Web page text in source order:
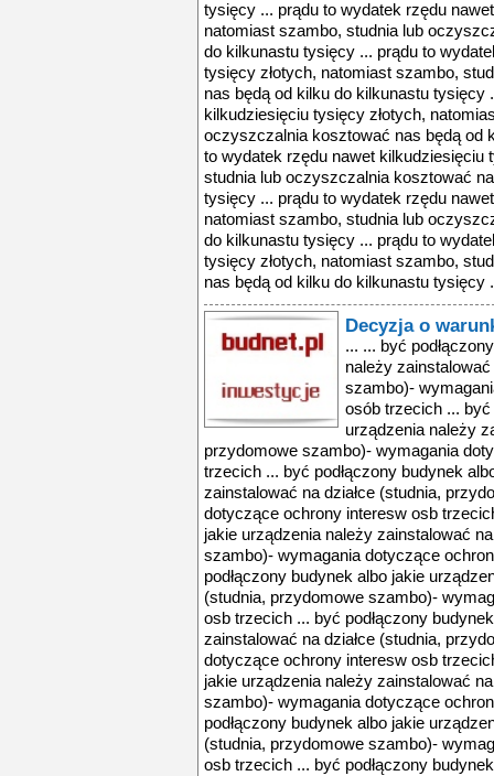
tysięcy ... prądu to wydatek rzędu
natomiast szambo, studnia lub
do kilkunastu tysięcy ... prądu to
tysięcy złotych, natomiast szambo,
nas będą od kilku do kilkunastu tysięcy
kilkudziesięciu tysięcy złotych,
oczyszczalnia kosztować nas będą od
to wydatek rzędu nawet kilkudziesięciu
studnia lub oczyszczalnia kosztować
tysięcy ... prądu to wydatek rzędu
natomiast szambo, studnia lub
do kilkunastu tysięcy ... prądu to
tysięcy złotych, natomiast szambo,
nas będą od kilku do kilkunastu tysięcy
Decyzja o
... ... być
należy
szambo)-
osób trzecich ... być
urządzenia należy
przydomowe szambo)- wymagania
trzecich ... być podłączony budynek
zainstalować na działce (studnia,
dotyczące ochrony interesw osb
jakie urządzenia należy zainstalować
szambo)- wymagania dotyczące
podłączony budynek albo jakie
(studnia, przydomowe szambo)-
osb trzecich ... być podłączony
zainstalować na działce (studnia,
dotyczące ochrony interesw osb
jakie urządzenia należy zainstalować
szambo)- wymagania dotyczące
podłączony budynek albo jakie
(studnia, przydomowe szambo)-
osb trzecich ... być podłączony